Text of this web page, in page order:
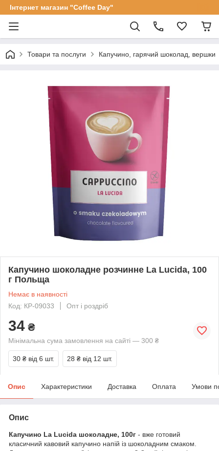
Інтернет магазин "Coffee Day"
Товари та послуги Капучино, гарячий шоколад, вершки
Капучино шоколадне розчинне La Lucida, 100
г Польща
Немає в наявності
Код: КР-09033
Опт і роздріб
34 ₴
Мінімальна сума замовлення на сайті — 300 ₴
30 ₴ від 6 шт. 28 ₴ від 12 шт.
Опис Характеристики Доставка Оплата Умови
Опис
Капучино La Lucida шоколадне, 100г - вже готовий
класичний кавовий капучино напій із шоколадним смаком.